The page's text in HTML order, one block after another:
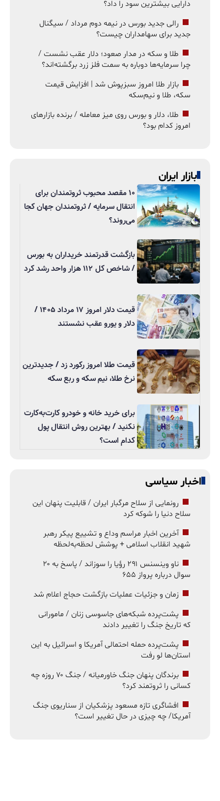
دارایی بیشترین سود را داد؟
رالی جدید بورس در نیمه دوم مرداد / سیگنال
جدید برای سهامداران چیست؟
طلا و سکه در مدار صعود؛ دلار عقب نشست /
چرا سرمایه‌ها دوباره به سمت فلز زرد برگشته‌اند؟
بازار طلا امروز سبزپوش شد | افزایش قیمت
سکه، طلا و نیم‌سکه
طلا، دلار و بورس روی میز معامله / برنده بازارهای
امروز کدام بود؟
بازار ایران
۱۰ مقصد محبوب ثروتمندان برای
انتقال سرمایه / ثروتمندان جهان کجا
می‌روند؟
بازگشت قدرتمند خریداران به بورس
/ شاخص کل ۱۱۲ هزار واحد رشد کرد
قیمت دلار امروز ۱۷ مرداد ۱۴۰۵ /
دلار و یورو عقب نشستند
قیمت طلا امروز رکورد زد / جدیدترین
نرخ طلا، نیم سکه و ربع سکه
برای خرید خانه و خودرو کارت‌به‌کارت
نکنید / بهترین روش انتقال پول
کدام است؟
اخبار سیاسی
رونمایی از سلاح مرگبار ایران / قابلیت پنهان این
سلاح دنیا را شوکه کرد
آخرین اخبار مراسم وداع و تشییع پیکر رهبر
شهید انقلاب اسلامی + پوشش لحظه‌به‌لحظه
ناو وینسنس ۲۹۱ رؤیا را سوزاند / پاسخ به ۲۰
سوال درباره پرواز ۶۵۵
زمان و جزئیات عملیات بازگشت حجاج اعلام شد
پشت‌پرده شبکه‌های جاسوسی زنان / مامورانی
که تاریخ جنگ را تغییر دادند
پشت‌پرده حمله احتمالی آمریکا و اسرائیل به این
استان‌ها لو رفت
برندگان پنهان جنگ خاورمیانه / جنگ ۷۰ روزه چه
کسانی را ثروتمند کرد؟
افشاگری تازه مسعود پزشکیان از سناریوی جنگ
آمریکا/ چه چیزی در حال تغییر است؟